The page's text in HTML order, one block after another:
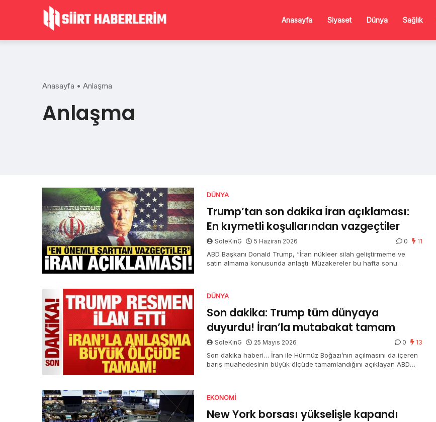
Anasayfa Siyaset Dünya Sağlık
Anasayfa • Anlaşma
Anlaşma
DÜNYA
Trump’tan son dakika İran açıklaması:
En kıymetli koşullarından vazgeçtiler
SoleKinG 5 Haziran 2026 0 11
ABD Başkanı Donald Trump, “İran nükleer silah geliştirmeme ve
satın almama konusunda anlaştı. Müzakereler bu hafta sonu
DÜNYA
Son dakika: Trump tüm dünyaya
duyurdu! İran’la mutabakat tamam
SoleKinG 25 Mayıs 2026 0 13
Son dakika haberi… İran ile Hürmüz Boğazı’nın açılmasını da içeren
barış muahedesinin büyük ölçüde tamamlandığını açıklayan ABD
EKONOMI
New York borsası yükselişle kapandı